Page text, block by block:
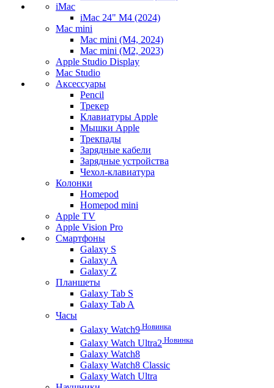
iMac
iMac 24" M4 (2024)
Mac mini
Mac mini (M4, 2024)
Mac mini (M2, 2023)
Apple Studio Display
Mac Studio
Аксессуары
Pencil
Трекер
Клавиатуры Apple
Мышки Apple
Трекпады
Зарядные кабели
Зарядные устройства
Чехол-клавиатура
Колонки
Homepod
Homepod mini
Apple TV
Apple Vision Pro
Смартфоны
Galaxy S
Galaxy A
Galaxy Z
Планшеты
Galaxy Tab S
Galaxy Tab A
Часы
Galaxy Watch9 Новинка
Galaxy Watch Ultra2 Новинка
Galaxy Watch8
Galaxy Watch8 Classic
Galaxy Watch Ultra